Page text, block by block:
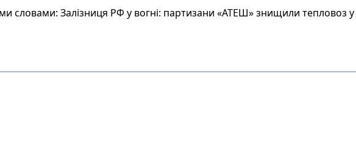
словами: Залізниця РФ у вогні: партизани «АТЕШ» знищили тепловоз у